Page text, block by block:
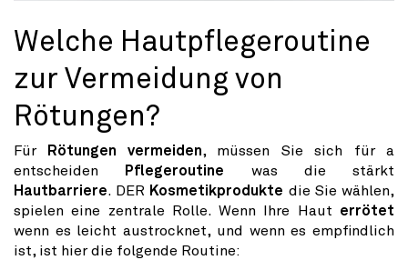
Welche Hautpflegeroutine
zur Vermeidung von
Rötungen?
Für Rötungen vermeiden, müssen Sie sich für a
entscheiden
Pflegeroutine was die stärkt
Hautbarriere. DER Kosmetikprodukte die Sie wählen,
spielen eine zentrale Rolle. Wenn Ihre Haut errötet
wenn es leicht austrocknet, und wenn es empfindlich
ist, ist hier die folgende Routine: